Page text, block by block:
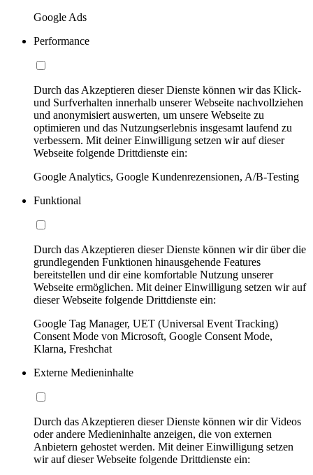
Google Ads
Performance
Durch das Akzeptieren dieser Dienste können wir das Klick-
und Surfverhalten innerhalb unserer Webseite nachvollziehen
und anonymisiert auswerten, um unsere Webseite zu
optimieren und das Nutzungserlebnis insgesamt laufend zu
verbessern. Mit deiner Einwilligung setzen wir auf dieser
Webseite folgende Drittdienste ein:
Google Analytics, Google Kundenrezensionen, A/B-Testing
Funktional
Durch das Akzeptieren dieser Dienste können wir dir über die
grundlegenden Funktionen hinausgehende Features
bereitstellen und dir eine komfortable Nutzung unserer
Webseite ermöglichen. Mit deiner Einwilligung setzen wir auf
dieser Webseite folgende Drittdienste ein:
Google Tag Manager, UET (Universal Event Tracking)
Consent Mode von Microsoft, Google Consent Mode,
Klarna, Freshchat
Externe Medieninhalte
Durch das Akzeptieren dieser Dienste können wir dir Videos
oder andere Medieninhalte anzeigen, die von externen
Anbietern gehostet werden. Mit deiner Einwilligung setzen
wir auf dieser Webseite folgende Drittdienste ein: